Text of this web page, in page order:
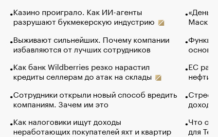
Казино проиграло. Как ИИ-агенты
разрушают букмекерскую индустрию
Выживают сильнейших. Почему компании
избавляются от лучших сотрудников
Как банк Wildberries резко нарастил
кредиты селлерам до атак на склады
Сотрудники открыли новый способ вредить
компаниям. Зачем им это
Как налоговики ищут доходы
неработающих покупателей яхт и квартир
Маск в
основ
ЕС
нефти
Что
для